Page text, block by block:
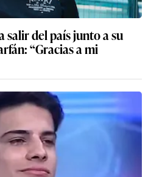
del país junto a su
“Gracias a mi